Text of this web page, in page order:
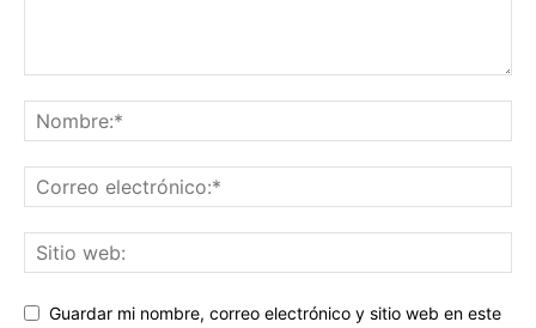
Guardar mi nombre, correo electrónico y sitio web en este